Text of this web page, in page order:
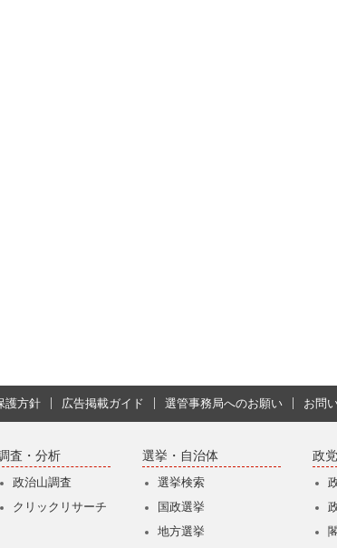
護方針 広告掲載ガイド 選管事務局へのお願い お問
査・分析
政治山調査
クリックリサーチ
選挙・自治体
選挙検索
国政選挙
地方選挙
政